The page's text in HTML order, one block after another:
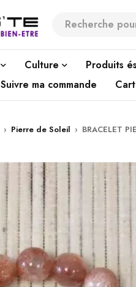
Culture Produits
Suivre ma commande
› Pierre de Soleil › BRACELET